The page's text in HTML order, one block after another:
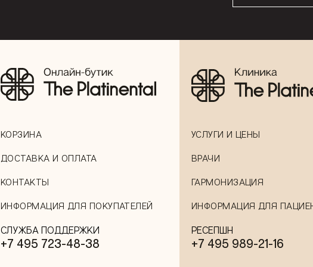
КОРЗИНА
ДОСТАВКА И ОПЛАТА
КОНТАКТЫ
ИНФОРМАЦИЯ ДЛЯ ПОКУПАТЕЛЕЙ
СЛУЖБА ПОДДЕРЖКИ
+7 495 723-48-38
УСЛУГИ И ЦЕНЫ
ВРАЧИ
ГАРМОНИЗАЦИЯ
ИНФОРМАЦИЯ ДЛЯ
РЕСЕПШН
+7 495 989-21-16